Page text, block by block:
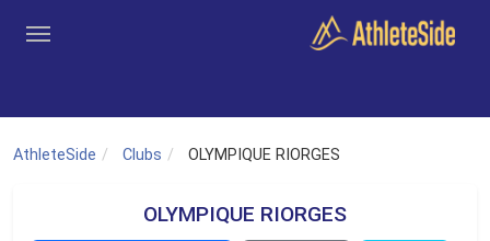
AthleteSide Clubs OLYMPIQUE RIORGES
OLYMPIQUE RIORGES